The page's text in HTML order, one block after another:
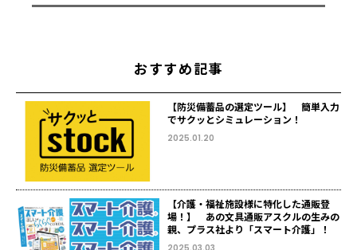
おすすめ記事
【防災備蓄品の選定ツール】 簡単入力
でサクッとシミュレーション！
2025.01.20
【介護・福祉施設様に特化した通販登
場！】 あの文具通販アスクルの生みの
親、プラス社より「スマート介護」！